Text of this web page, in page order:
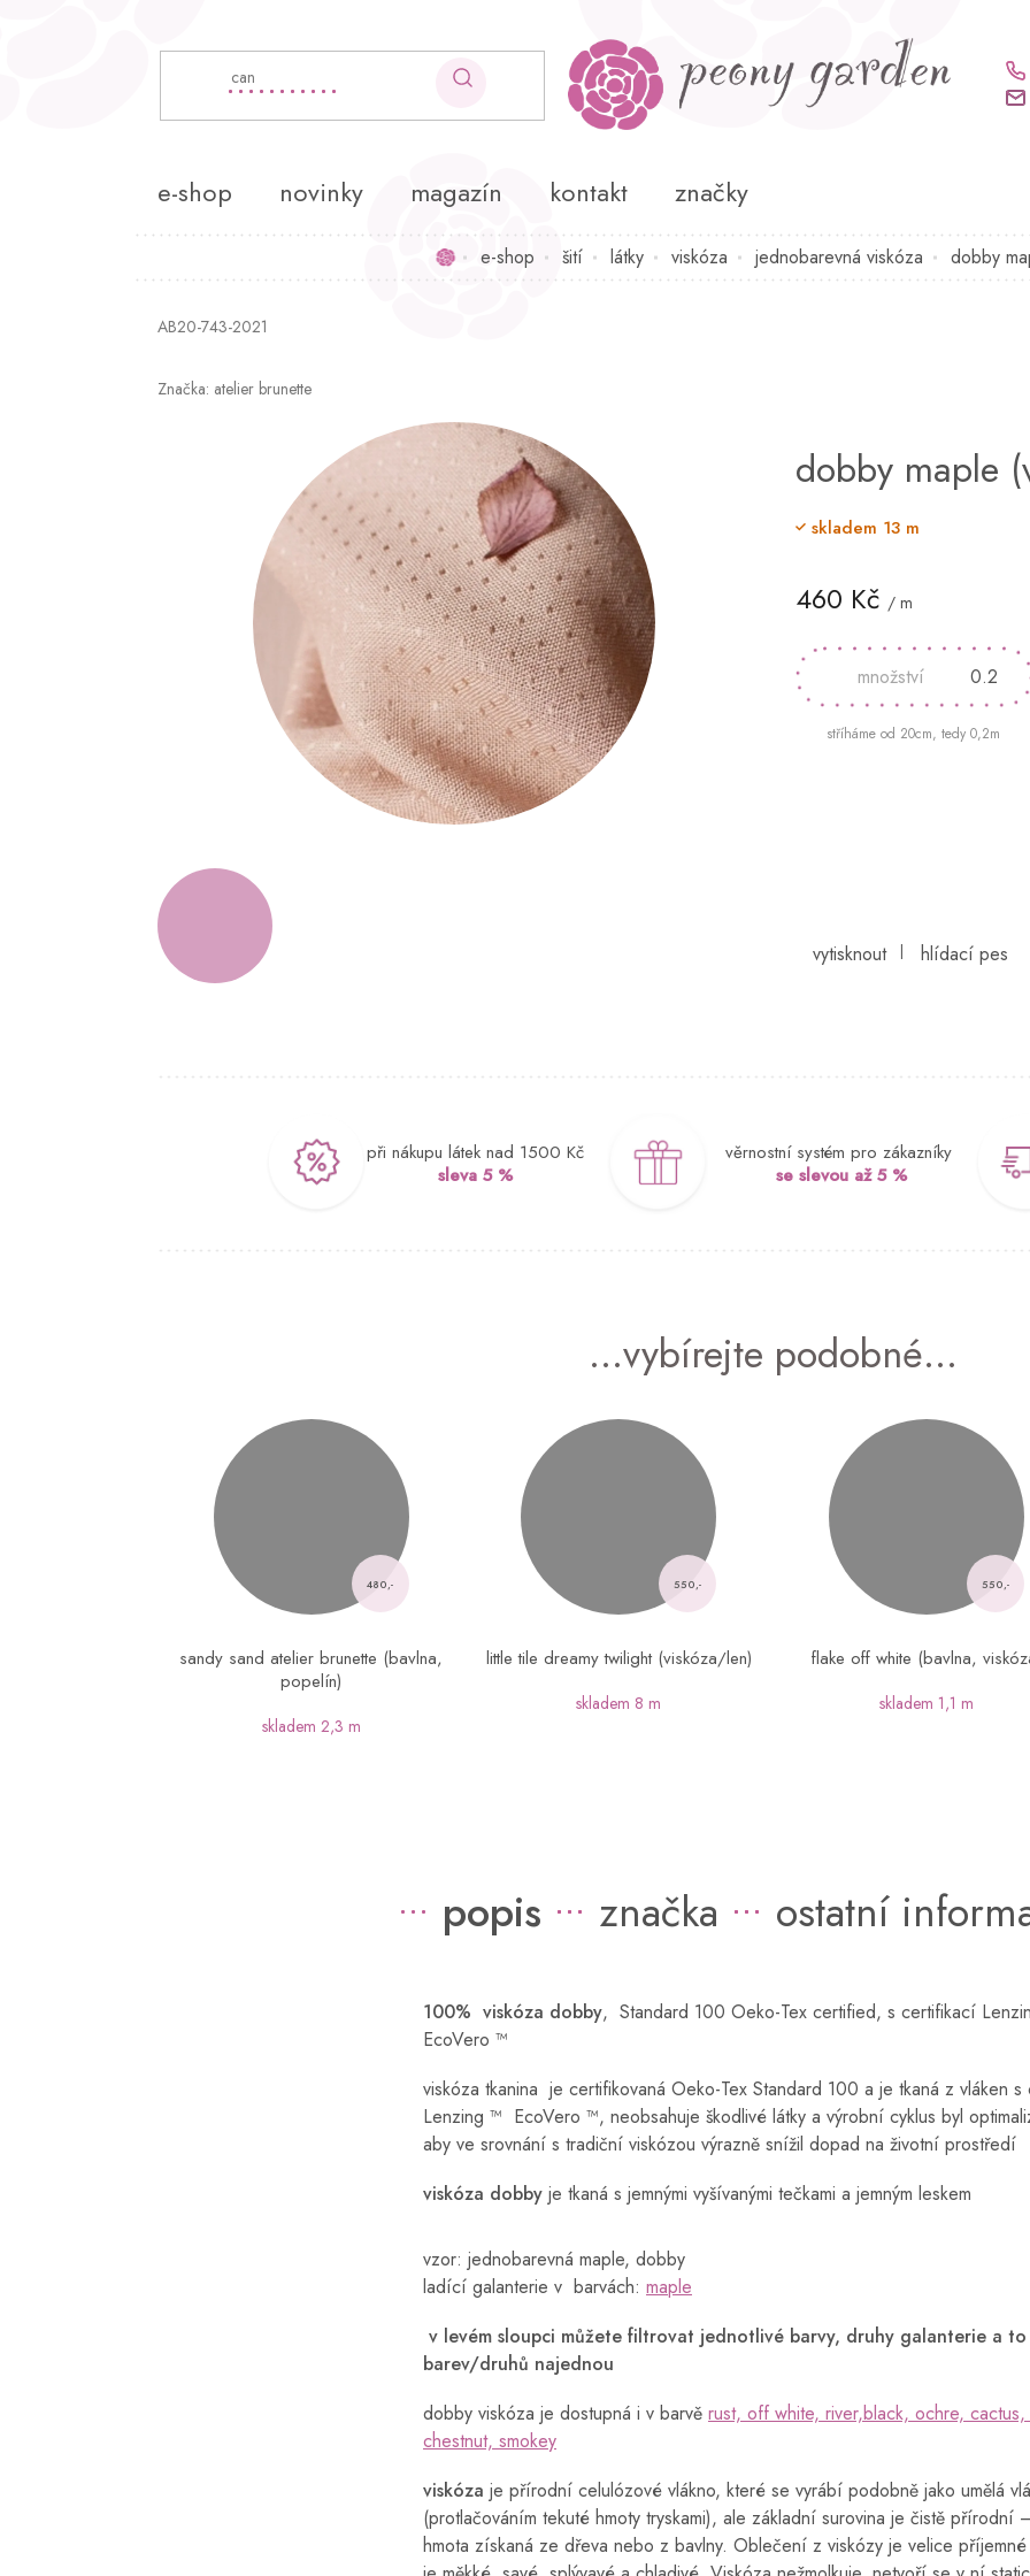
e-shop novinky magazín kontakt značky
Domůe-shop šití látky viskóza jednobarevná viskóza dobby
AB20-743-2021
Značka: atelier brunette
460 Kč / m
cena:
skladem 13 m
stříháme od 20cm, tedy 0,2m
dobby maple
při nákupu látek nad 1500 Kč
sleva 5 %
věrnostní systém pro zákazníky
se slevou až 5 %
...vybírejte podobné...
480,-
sandy sand atelier brunette (bavlna,
popelín)
skladem 2,3 m
550,-
little tile dreamy twilight (viskóza/len)
skladem 8 m
550,-
flake off white (bavlna,
skladem 1,1 m
popis značka ostatní
100% viskóza dobby, Standard 100 Oeko-Tex certified, s certifikací
EcoVero ™
viskóza tkanina je certifikovaná Oeko-Tex Standard 100 a je tkaná z vláken
Lenzing ™ ️ EcoVero ™, neobsahuje škodlivé látky a výrobní cyklus byl
aby ve srovnání s tradiční viskózou výrazně snížil dopad na životní prostředí
viskóza dobby je tkaná s jemnými vyšívanými tečkami a jemným leskem
vzor: jednobarevná maple, dobby
ladící galanterie v barvách: maple
v levém sloupci můžete filtrovat jednotlivé barvy, druhy galanterie a
barev/druhů najednou
dobby viskóza je dostupná i v barvě rust, off white, river,black, ochre, cactus,
chestnut, smokey
viskóza je přírodní celulózové vlákno, které se vyrábí podobně jako umělá
(protlačováním tekuté hmoty tryskami), ale základní surovina je čistě přírodní
hmota získaná ze dřeva nebo z bavlny. Oblečení z viskózy je velice